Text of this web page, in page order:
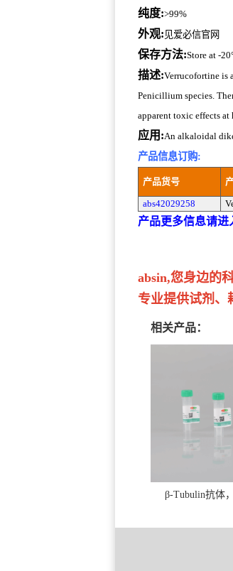
纯度:>99%
外观: 见爱必信官网
保存方法:Store at -
描述:Verrucofortine is
Penicillium species.
apparent toxic effects at
应用:An alkaloidal
产品信息订购:
产品货号
abs42029258
产品更多信息请进
absin,您身边的
专业提供试剂、
相关产品：
β-Tubulin抗体